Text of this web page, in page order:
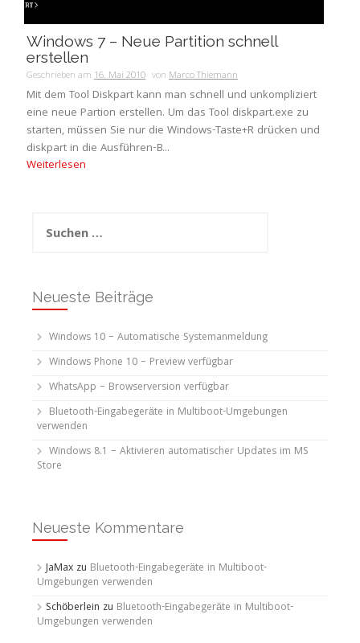
Windows 7 – Neue Partition schnell
erstellen
Geschrieben am 16. Mai 2010 von Marco Thiemann
Mit dem Tool Diskpart kann man schnell und unkompliziert
eine neue Partion erstellen. Um das Tool diskpart.exe zu
starten, müssen Sie nur die Windows-Taste+R drücken und
diskpart in die Ausführen-B...
Weiterlesen
nach:
Neueste Beiträge
Windows 10 – Automatische Systemanmeldung
Windows Phone 10 – Preview verfügbar
WhatsApp – Browserversion verfügbar
Bluetooth-Eingabegeräte in Multiboot-Umgebungen
verwenden
Windows 8.1 – Aktivieren automatischer Updates im MS
Store
Neueste Kommentare
JaMax zu Bluetooth-Eingabegeräte in Multiboot-
Umgebungen verwenden
Schöberlein zu Bluetooth-Eingabegeräte in Multiboot-
Umgebungen verwenden